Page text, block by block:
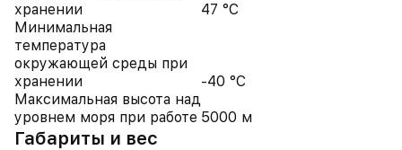
хранении
47 °C
Минимальная
температура
окружающей среды при
хранении
-40 °C
Максимальная высота над
уровнем моря при работе 5000 м
Габариты и вес